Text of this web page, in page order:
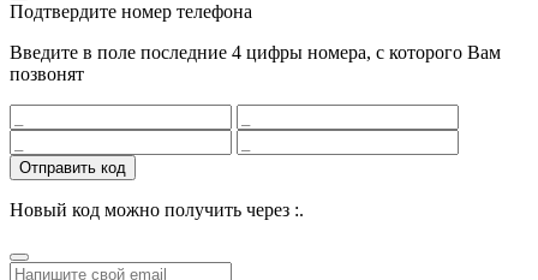
Подтвердите номер телефона
Введите в поле последние 4 цифры номера, с которого Вам
позвонят
Отправить код
Новый код можно получить через :.